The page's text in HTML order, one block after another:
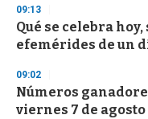
s
e
c
o
d
s
09:13
Qué se celebra hoy,
efemérides de un
09:02
Números
viernes 7 de